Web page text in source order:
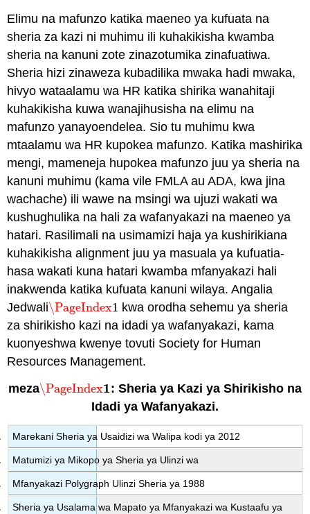
Elimu na mafunzo katika maeneo ya kufuata na
sheria za kazi ni muhimu ili kuhakikisha kwamba
sheria na kanuni zote zinazotumika zinafuatiwa.
Sheria hizi zinaweza kubadilika mwaka hadi mwaka,
hivyo wataalamu wa HR katika shirika wanahitaji
kuhakikisha kuwa wanajihusisha na elimu na
mafunzo yanayoendelea. Sio tu muhimu kwa
mtaalamu wa HR kupokea mafunzo. Katika mashirika
mengi, mameneja hupokea mafunzo juu ya sheria na
kanuni muhimu (kama vile FMLA au ADA, kwa jina
wachache) ili wawe na msingi wa ujuzi wakati wa
kushughulika na hali za wafanyakazi na maeneo ya
hatari. Rasilimali na usimamizi haja ya kushirikiana
kuhakikisha alignment juu ya masuala ya kufuatia-
hasa wakati kuna hatari kwamba mfanyakazi hali
inakwenda katika kufuata kanuni wilaya. Angalia
Jedwali\PageIndex1
\PageIndex1 kwa orodha sehemu ya sheria
za shirikisho kazi na idadi ya wafanyakazi, kama
kuonyeshwa kwenye tovuti Society for Human
Resources Management.
meza\PageIndex1
\PageIndex1: Sheria ya Kazi ya Shirikisho na
Idadi ya Wafanyakazi.
Marekani Sheria ya Usaidizi wa Walipa kodi ya 2012
Matumizi ya Mikopo ya Sheria ya Ulinzi wa
Mfanyakazi Polygraph Ulinzi Sheria ya 1988
Sheria ya Usalama wa Mapato ya Mfanyakazi wa Kustaafu ya